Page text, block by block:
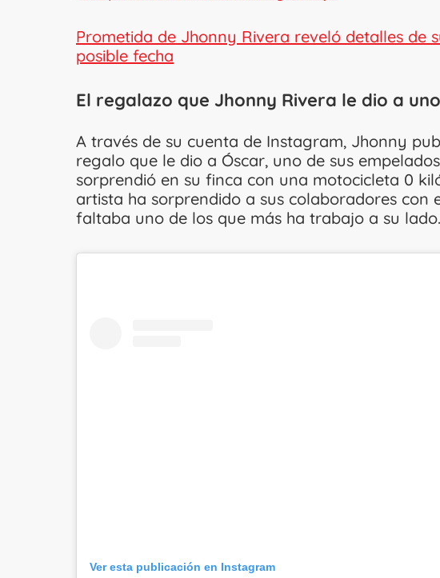
Prometida de Jhonny Rivera reveló detalles de
posible fecha
El regalazo que Jhonny Rivera le dio a
A través de su cuenta de Instagram, Jhonny
regalo que le dio a Óscar, uno de sus
sorprendió en su finca con una motocicleta 0
artista ha sorprendido a sus colaboradores con
faltaba uno de los que más ha trabajo a su lado.
Ver esta publicación en Instagram